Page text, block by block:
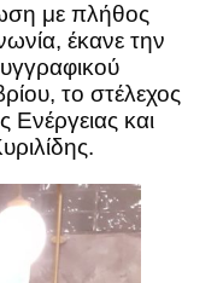
με πλήθος
έκανε την
το στέλεχος
και